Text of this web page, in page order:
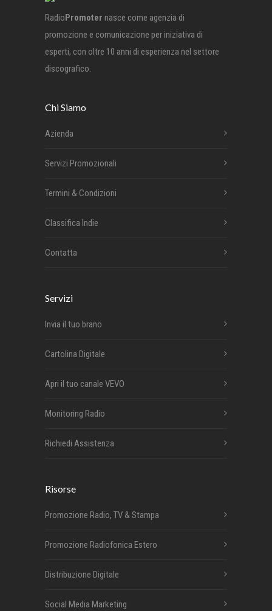
RadioPromoter nasce come agenzia di
promozione e comunicazione per iniziativa di
esperti, con oltre 10 anni di esperienza nel settore
discografico.
Chi Siamo
Azienda
Servizi Promozionali
Termini & Condizioni
Classifica Indie
Contatta
Servizi
Invia il tuo brano
Cartolina Digitale
Apri il tuo canale VEVO
Monitoring Radio
Richiedi Assistenza
Risorse
Promozione Radio, TV & Stampa
Promozione Radiofonica Estero
Distribuzione Digitale
Social Media Marketing